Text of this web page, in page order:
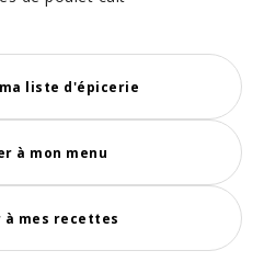
liste d'épicerie
à mon menu
à mes recettes